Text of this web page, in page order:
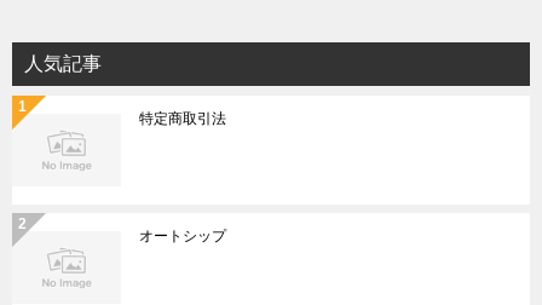
人気記事
特定商取引法
オートシップ